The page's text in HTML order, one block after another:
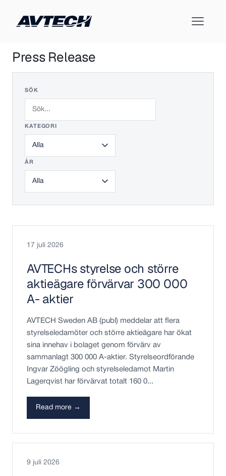
Press Release
SÖK
KATEGORI
ÅR
17 juli 2026
AVTECHs styrelse och större
aktieägare förvärvar 300 000
A- aktier
AVTECH Sweden AB (publ) meddelar att flera
styrelseledamöter och större aktieägare har ökat
sina innehav i bolaget genom förvärv av
sammanlagt 300 000 A-aktier. Styrelseordförande
Ingvar Zöögling och styrelseledamot Martin
Lagerqvist har förvärvat totalt 160 0...
Read more →
9 juli 2026